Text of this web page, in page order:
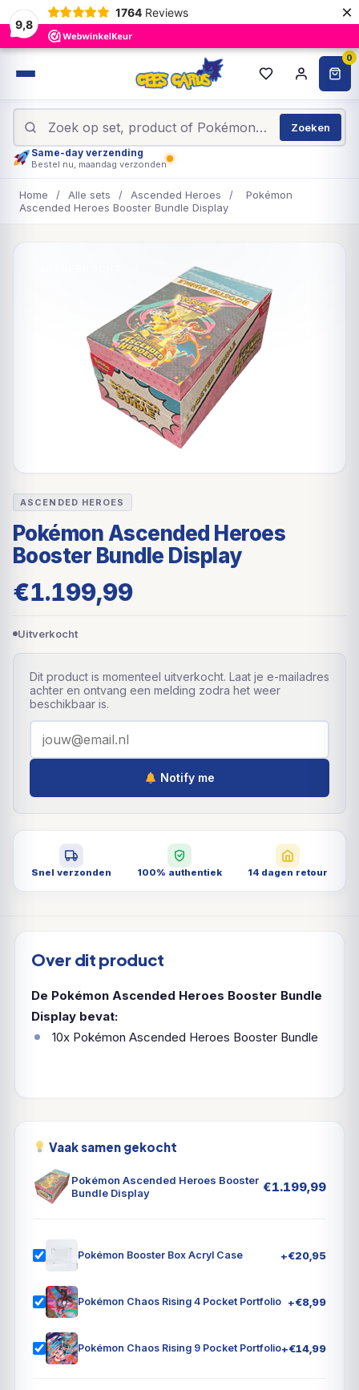
9,8
1764 Reviews ×
0
Zoeken
Same-day verzending
Bestel nu, maandag verzonden
Home / Alle sets / Ascended Heroes /
Pokémon
Ascended Heroes Booster Bundle Display
ASCENDED HEROES
Pokémon Ascended Heroes
Booster Bundle Display
€1.199,99
Uitverkocht
Dit product is momenteel uitverkocht. Laat je e-mailadres
achter en ontvang een melding zodra het weer
beschikbaar is.
Notify me
Snel verzonden 100% authentiek 14 dagen retour
Over dit product
De Pokémon Ascended Heroes Booster Bundle
Display bevat:
10x Pokémon Ascended Heroes Booster Bundle
Vaak samen gekocht
Pokémon Ascended Heroes Booster
Bundle Display
€1.199,99
Pokémon Booster Box Acryl Case +€20,95
Pokémon Chaos Rising 4 Pocket Portfolio +€8,99
Pokémon Chaos Rising 9 Pocket Portfolio+€14,99